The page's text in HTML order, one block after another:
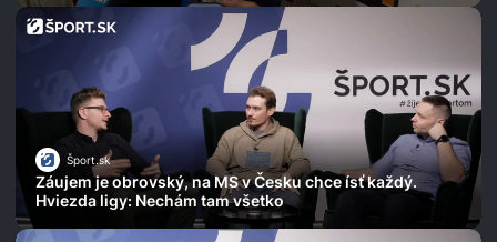
Šport.sk
Záujem je obrovský, na MS v Česku chce ísť každý.
Hviezda ligy: Nechám tam všetko